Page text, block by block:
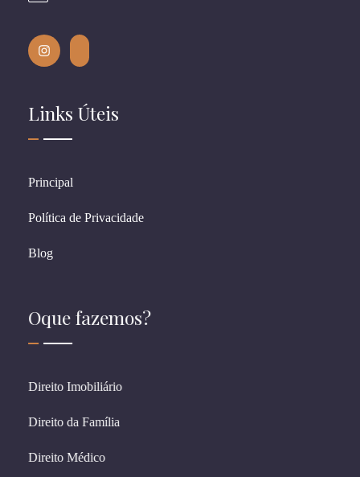
Links Úteis
Principal
Política de Privacidade
Blog
Oque fazemos?
Direito Imobiliário
Direito da Família
Direito Médico